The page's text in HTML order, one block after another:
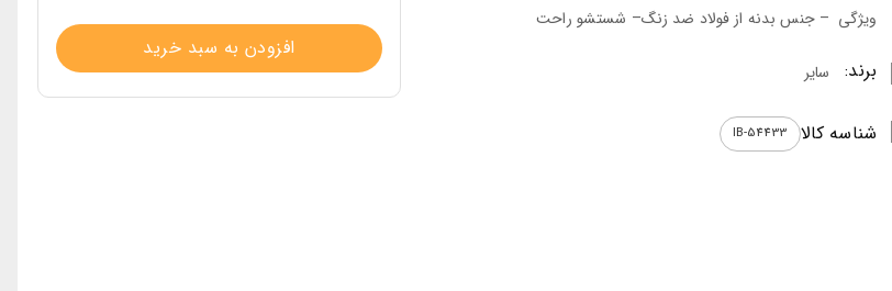
ویژگی – جنس بدنه از فولاد ضد زنگ– شستشو راحت
برند: سایر
شناسه کالا IB-54433
افزودن به سبد خرید